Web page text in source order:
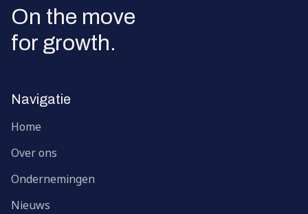
On the move
for growth.
Navigatie
Home
Over ons
Ondernemingen
Nieuws